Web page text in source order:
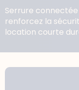
Serrure
renforcez la
location courte